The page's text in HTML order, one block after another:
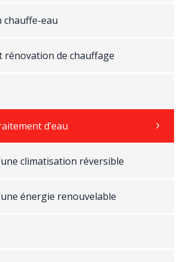
chauffe-eau
rénovation de chauffage
d’eau
climatisation réversible
énergie renouvelable